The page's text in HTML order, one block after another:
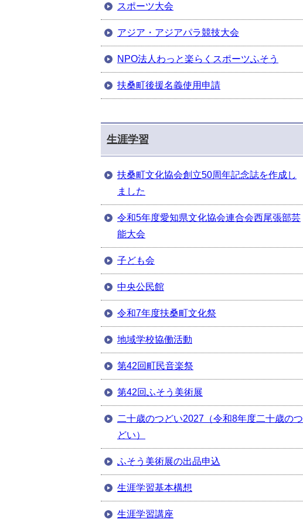
スポーツ大会
アジア・アジアパラ競技大会
NPO法人わっと楽らくスポーツふそう
扶桑町後援名義使用申請
生涯学習
扶桑町文化協会創立50周年記念誌を作成し
ました
令和5年度愛知県文化協会連合会西尾張部芸
能大会
子ども会
中央公民館
令和7年度扶桑町文化祭
地域学校協働活動
第42回町民音楽祭
第42回ふそう美術展
二十歳のつどい2027（令和8年度二十歳のつ
どい）
ふそう美術展の出品申込
生涯学習基本構想
生涯学習講座